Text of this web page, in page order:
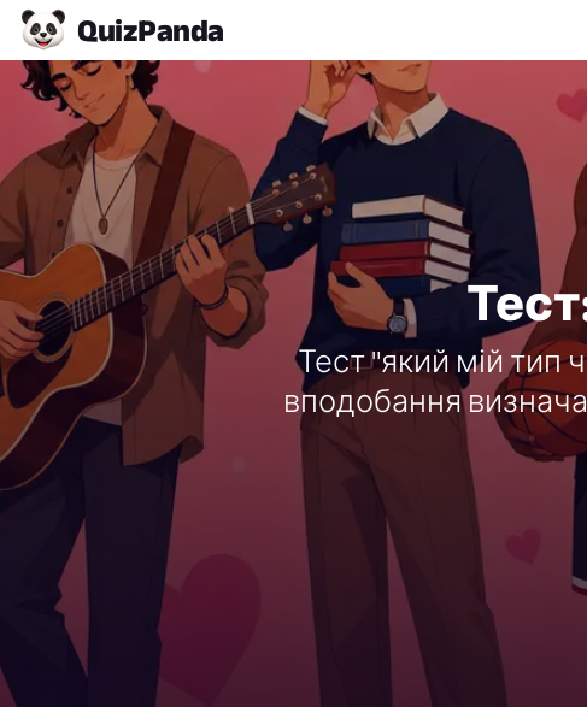
QuizPanda
Тест "який мій тип
вподобання